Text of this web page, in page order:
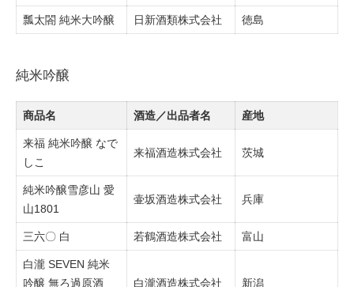
瓢太閤 純米大吟醸 日新酒類株式会社 徳島
純米吟醸
商品名 酒造／出品者名 産地
来福 純米吟醸 なで
しこ
来福酒造株式会社 茨城
純米吟醸雪彦山 愛
山1801
壷坂酒造株式会社 兵庫
三六〇 白 若鶴酒造株式会社 富山
白瀧 SEVEN 純米
吟醸 無ろ過原酒
白瀧酒造株式会社 新潟